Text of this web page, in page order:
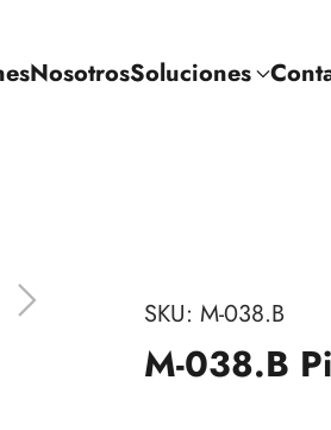
NosotrosSoluciones
SKU: M-038.B
M-038.B